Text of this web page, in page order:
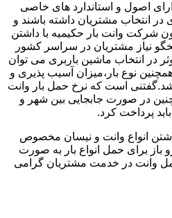
اصول و استاندارد های خاصی
انتخاب مشتریان داشته باشند و
شرکت وانت بار حکیمیه با داشتن
نیاز مشتریان در سراسر کشور
در انتخاب ماشین باربری می توان
نوع بار،میزان آسیب پذیری و
است که نرخ حمل بار وانت
در صورت جابجایی بین شهر و
پرداخت کرد.
داشتن انواع وانت و نیسان مخصوص
برای حمل انواع بار به صورت
وانت در خدمت مشتریان گرامی